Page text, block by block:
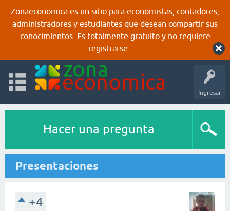
Zonaeconomica es un sitio para economistas, contadores,
administradores y estudiantes que desean compartir sus
conocimientos. Es totalmente gratuito y no requiere
registrarse.
Ingresar
Hacer una pregunta
Presentaciones
+4